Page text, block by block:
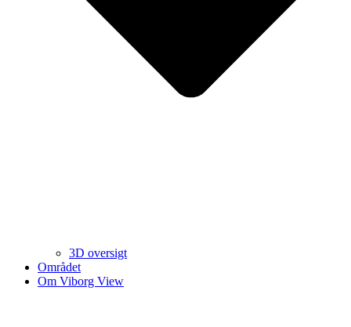
3D oversigt
Området
Om Viborg View